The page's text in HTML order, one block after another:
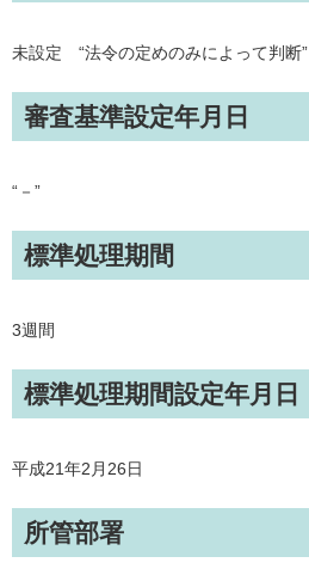
未設定 “法令の定めのみによって判断”
審査基準設定年月日
“－”
標準処理期間
3週間
標準処理期間設定年月日
平成21年2月26日
所管部署